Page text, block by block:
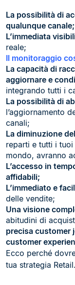
La possibilità di
qualunque canale;
L’immediata
reale;
Il monitoraggio
La capacità di
aggiornare e
integrando tutti i
La possibilità di
l’aggiornamento
canali;
La diminuzione
reparti e tutti i
mondo, avranno
L’accesso in
affidabili;
L’immediato e
delle vendite;
Una visione
abitudini di
precisa customer
customer
Ecco perché
tua strategia Retail.